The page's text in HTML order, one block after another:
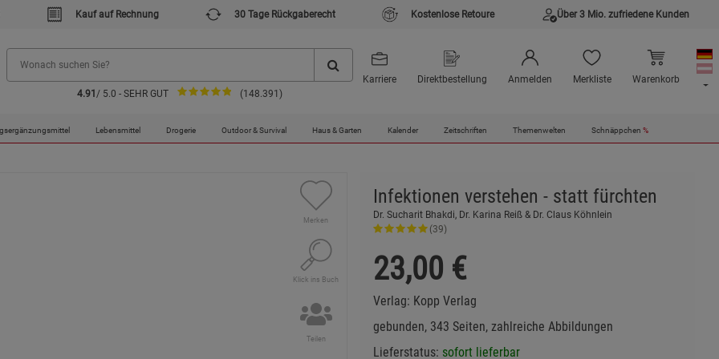
Kauf auf Rechnung 30 Tage Rückgaberecht Kostenlose Retoure Über 3 Mio. zufriedene Kunden
4.91 / 5.0 - SEHR GUT (148.391)
Karriere Direktbestellung Anmelden Merkliste Warenkorb
Lebensmittel Drogerie Outdoor & Survival Haus & Garten Kalender Zeitschriften Themenwelten Schnäppchen %
Merken
Klick ins Buch
Teilen
Infektionen verstehen - statt fürchten
Dr. Sucharit Bhakdi, Dr. Karina Reiß & Dr. Claus Köhnlein
(39)
23,00 €
Verlag: Kopp Verlag
gebunden, 343 Seiten, zahlreiche Abbildungen
Lieferstatus: sofort lieferbar